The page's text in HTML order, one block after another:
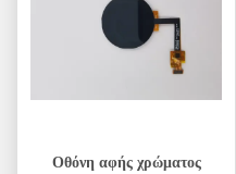
Οθόνη αφής χρώματος